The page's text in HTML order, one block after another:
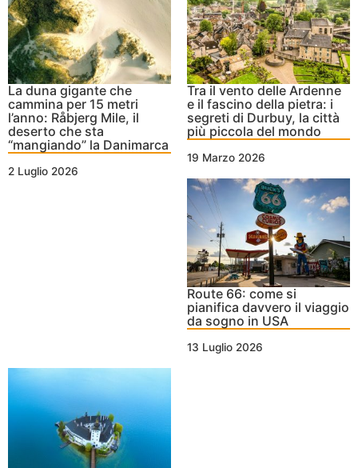
La duna gigante che
cammina per 15 metri
l’anno: Råbjerg Mile, il
deserto che sta
“mangiando” la Danimarca
2 Luglio 2026
Tra il vento delle Ardenne
e il fascino della pietra: i
segreti di Durbuy, la città
più piccola del mondo
19 Marzo 2026
Route 66: come si
pianifica davvero il viaggio
da sogno in USA
13 Luglio 2026